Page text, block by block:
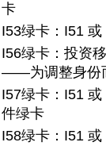
卡
I53绿卡： I51
I56绿卡： 投资
——为调整身份
I57绿卡： I51 或
件绿卡
I58绿卡： I51 或